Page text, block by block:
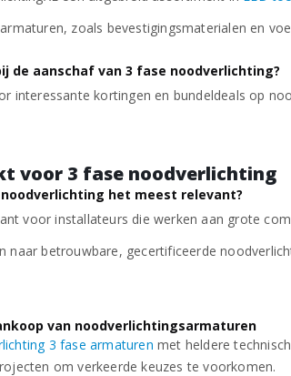
zoals bevestigingsmaterialen en
de aanschaf van 3 fase noodverlichting?
interessante kortingen en bundeldeals op
voor 3 fase noodverlichting
het meest relevant?
voor installateurs die werken aan grote
naar betrouwbare, gecertificeerde
van noodverlichtingsarmaturen
3 fase armaturen met heldere
om verkeerde keuzes te voorkomen.